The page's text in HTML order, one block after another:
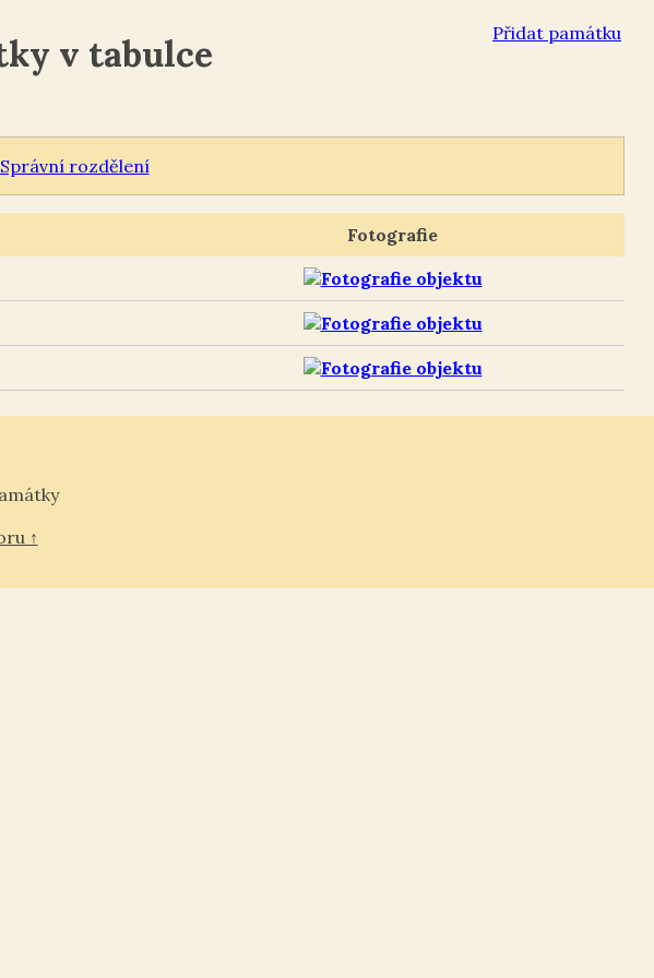
Přidat památku
v tabulce
Správní rozdělení
Fotografie
↑